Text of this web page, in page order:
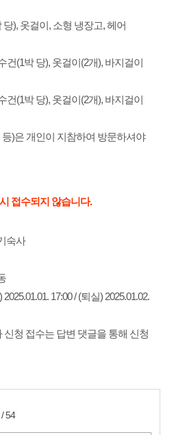
), 옷걸이, 소형 냉장고, 헤어
건(1박 당), 옷걸이(2개), 바지걸이
건(1박 당), 옷걸이(2개), 바지걸이
)은 개인이 지참하여 방문하셔야
접수되지 않습니다.
숙사
17:00 / (퇴실) 2025.01.02.
청 접수는 답변 댓글을 통해 신청
/ 54